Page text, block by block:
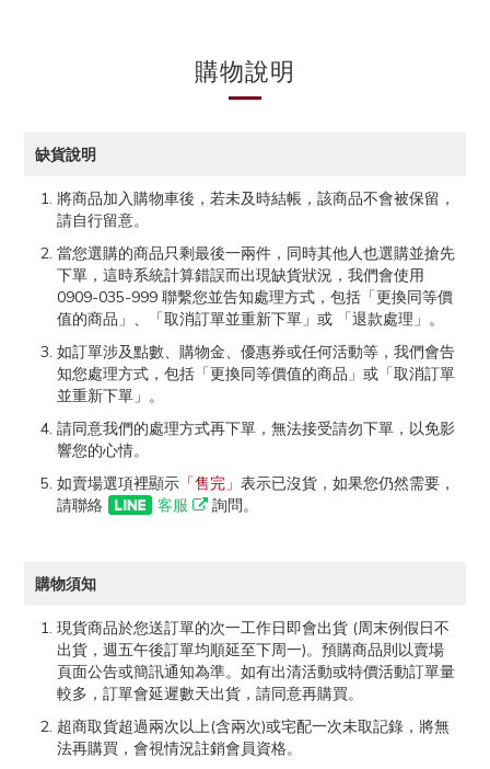
購物說明
缺貨說明
將商品加入購物車後，若未及時結帳，該商品不會被保留，
請自行留意。
當您選購的商品只剩最後一兩件，同時其他人也選購並搶先
下單，這時系統計算錯誤而出現缺貨狀況，我們會使用
0909-035-999 聯繫您並告知處理方式，包括「更換同等價
值的商品」、「取消訂單並重新下單」或 「退款處理」。
如訂單涉及點數、購物金、優惠券或任何活動等，我們會告
知您處理方式，包括「更換同等價值的商品」或「取消訂單
並重新下單」。
請同意我們的處理方式再下單，無法接受請勿下單，以免影
響您的心情。
如賣場選項裡顯示 「售完」 表示已沒貨，如果您仍然需要，
請聯絡
客服 詢問。
購物須知
現貨商品於您送訂單的次一工作日即會出貨 (周末例假日不
出貨，週五午後訂單均順延至下周一)。預購商品則以賣場
頁面公告或簡訊通知為準。如有出清活動或特價活動訂單量
較多，訂單會延遲數天出貨，請同意再購買。
超商取貨超過兩次以上(含兩次)或宅配一次未取記錄，將無
法再購買，會視情況註銷會員資格。